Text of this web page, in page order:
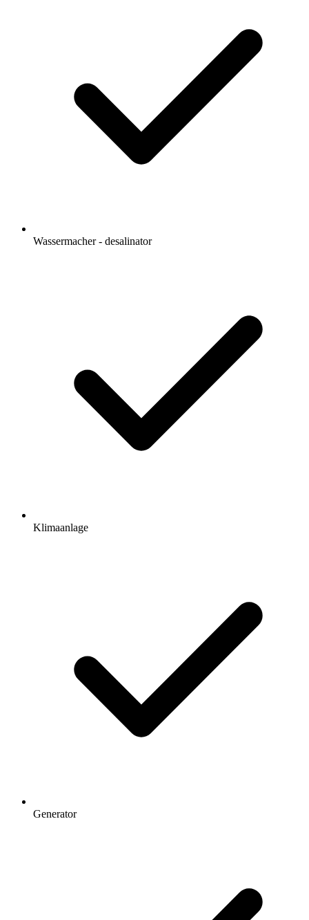
Wassermacher - desalinator
Klimaanlage
Generator